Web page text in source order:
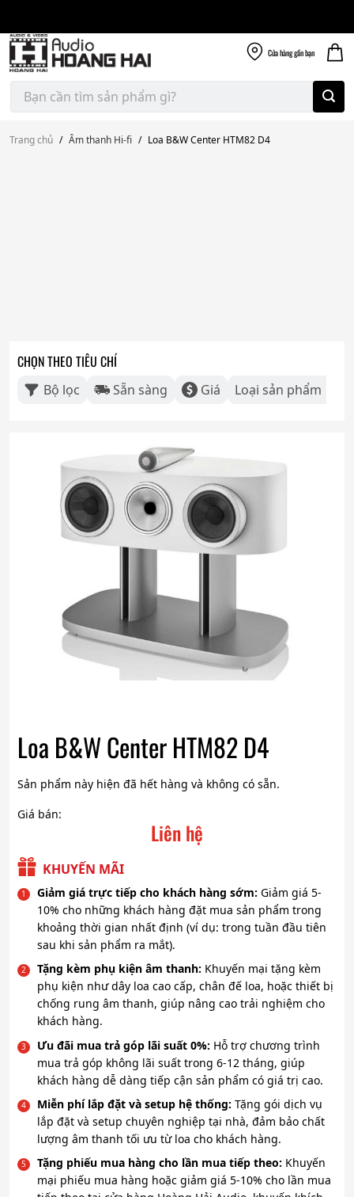
content
Cửa hànggần bạn
Tìm
kiếm:
Trang chủ / Âm thanh Hi-fi / Loa B&W Center HTM82 D4
CHỌN THEO TIÊU CHÍ
Bộ lọc Sẵn sàng Giá Loại sản phẩm
Loa B&W Center HTM82 D4
Sản phẩm này hiện đã hết hàng và không có sẵn.
Giá bán:
Liên hệ
KHUYẾN MÃI
Giảm giá trực tiếp cho khách hàng sớm: Giảm giá 5-
10% cho những khách hàng đặt mua sản phẩm trong
khoảng thời gian nhất định (ví dụ: trong tuần đầu tiên
sau khi sản phẩm ra mắt).
Tặng kèm phụ kiện âm thanh: Khuyến mại tặng kèm
phụ kiện như dây loa cao cấp, chân đế loa, hoặc thiết bị
chống rung âm thanh, giúp nâng cao trải nghiệm cho
khách hàng.
Ưu đãi mua trả góp lãi suất 0%: Hỗ trợ chương trình
mua trả góp không lãi suất trong 6-12 tháng, giúp
khách hàng dễ dàng tiếp cận sản phẩm có giá trị cao.
Miễn phí lắp đặt và setup hệ thống: Tặng gói dịch vụ
lắp đặt và setup chuyên nghiệp tại nhà, đảm bảo chất
lượng âm thanh tối ưu từ loa cho khách hàng.
Tặng phiếu mua hàng cho lần mua tiếp theo: Khuyến
mại phiếu mua hàng hoặc giảm giá 5-10% cho lần mua